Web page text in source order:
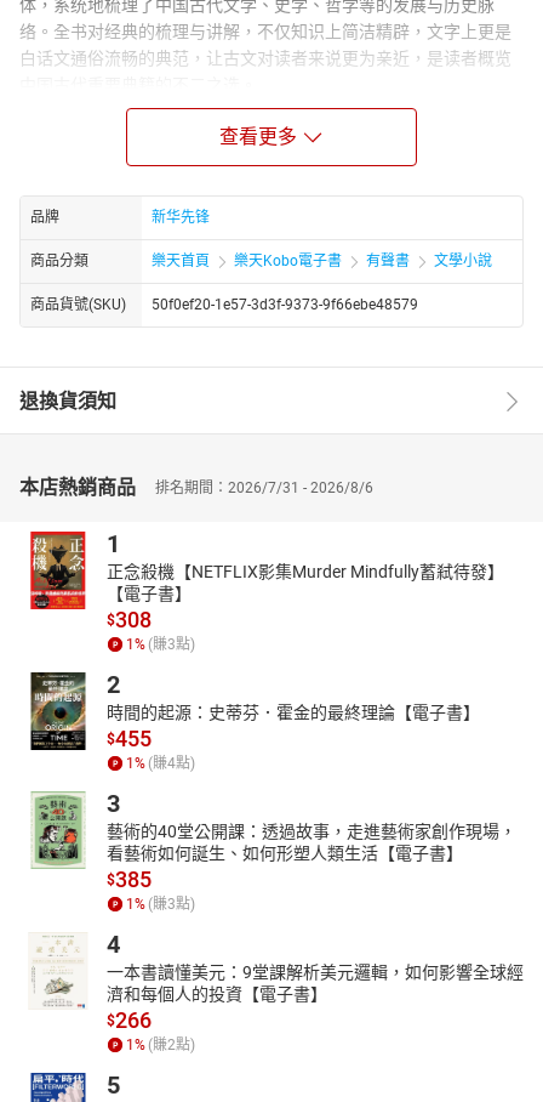
体，系统地梳理了中国古代文学、史学、哲学等的发展与历史脉
络。全书对经典的梳理与讲解，不仅知识上简洁精辟，文字上更是
白话文通俗流畅的典范，让古文对读者来说更为亲近，是读者概览
朱自清，原名自华，字佩弦，号秋实，后改名自清。生于江苏东海
学哲学系，曾留学英国，专攻语言学和英国文学。后任清华大学教
授、西南联大中文系主任。朱自清的散文被誉为“白话美文的模范”，
在诗歌理论、古典文学、新文学史和语文教育等领域，也都有很高
的成就。出版有众多散文集和学术论著，有《新诗杂话》《诗言志
辨》《经典常谈》等。
查看更多
品牌 新华先锋
商品分類 樂天首頁 樂天Kobo電子書 有聲書 文學小說
商品貨號(SKU) 50f0ef20-1e57-3d3f-9373-9f66ebe48579
退換貨須知
本店熱銷商品 排名期間：2026/7/31 - 2026/8/6
1
正念殺機【NETFLIX影集Murder Mindfully蓄弒待發】
【電子書】
$308
1 % (賺3點)
2
時間的起源：史蒂芬．霍金的最終理論【電子書】
$455
1 % (賺4點)
3
藝術的40堂公開課：透過故事，走進藝術家創作現場，
看藝術如何誕生、如何形塑人類生活【電子書】
$385
1 % (賺3點)
4
一本書讀懂美元：9堂課解析美元邏輯，如何影響全球經
濟和每個人的投資【電子書】
$266
1 % (賺2點)
5